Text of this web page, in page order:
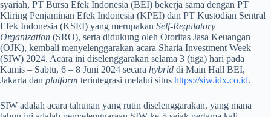
syariah, PT Bursa Efek Indonesia (BEI) bekerja sama dengan PT
Kliring Penjaminan Efek Indonesia (KPEI) dan PT Kustodian Sentral
Efek Indonesia (KSEI) yang merupakan Self-Regulatory
Organization (SRO), serta didukung oleh Otoritas Jasa Keuangan
(OJK), kembali menyelenggarakan acara Sharia Investment Week
(SIW) 2024. Acara ini diselenggarakan selama 3 (tiga) hari pada
Kamis – Sabtu, 6 – 8 Juni 2024 secara hybrid di Main Hall BEI,
Jakarta dan platform terintegrasi melalui situs https://siw.idx.co.id.
SIW adalah acara tahunan yang rutin diselenggarakan, yang mana